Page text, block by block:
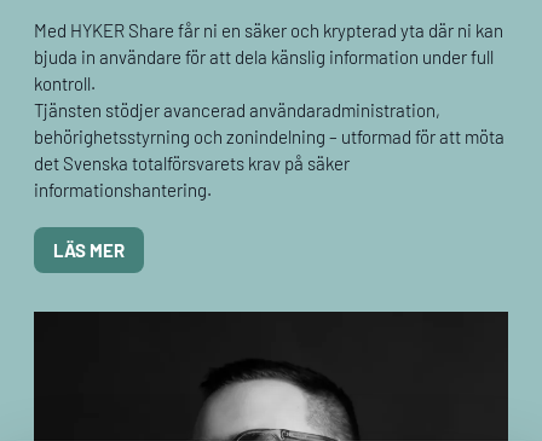
Med HYKER Share får ni en säker och krypterad yta där ni kan
bjuda in användare för att dela känslig information under full
kontroll.
Tjänsten stödjer avancerad användaradministration,
behörighetsstyrning och zonindelning – utformad för att möta
det Svenska totalförsvarets krav på säker
informationshantering.
LÄS MER